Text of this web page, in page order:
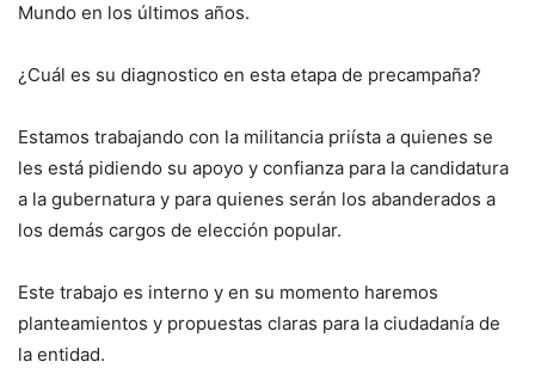
Mundo en los últimos años.
¿Cuál es su diagnostico en esta etapa de precampaña?
Estamos trabajando con la militancia priísta a quienes se
les está pidiendo su apoyo y confianza para la candidatura
a la gubernatura y para quienes serán los abanderados a
los demás cargos de elección popular.
Este trabajo es interno y en su momento haremos
planteamientos y propuestas claras para la ciudadanía de
la entidad.